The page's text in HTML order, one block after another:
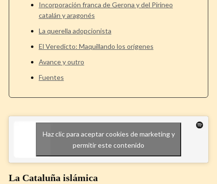
Incorporación franca de Gerona y del Pirineo
catalán y aragonés
La querella adopcionista
El Veredicto: Maquillando los orígenes
Avance y outro
Fuentes
Haz clic para aceptar cookies de marketing y
permitir este contenido
La Cataluña islámica